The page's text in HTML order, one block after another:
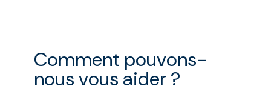
Comment pouvons-
nous vous aider ?